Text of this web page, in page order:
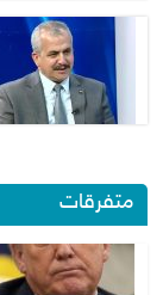
متفرقات